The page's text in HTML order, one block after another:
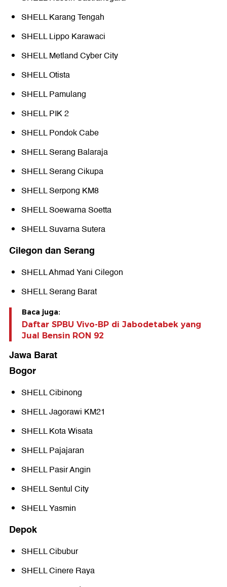
SHELL Karang Tengah
SHELL Lippo Karawaci
SHELL Metland Cyber City
SHELL Otista
SHELL Pamulang
SHELL PIK 2
SHELL Pondok Cabe
SHELL Serang Balaraja
SHELL Serang Cikupa
SHELL Serpong KM8
SHELL Soewarna Soetta
SHELL Suvarna Sutera
Cilegon dan Serang
SHELL Ahmad Yani Cilegon
SHELL Serang Barat
Baca juga:
Daftar SPBU Vivo-BP di Jabodetabek yang
Jual Bensin RON 92
Jawa Barat
Bogor
SHELL Cibinong
SHELL Jagorawi KM21
SHELL Kota Wisata
SHELL Pajajaran
SHELL Pasir Angin
SHELL Sentul City
SHELL Yasmin
Depok
SHELL Cibubur
SHELL Cinere Raya